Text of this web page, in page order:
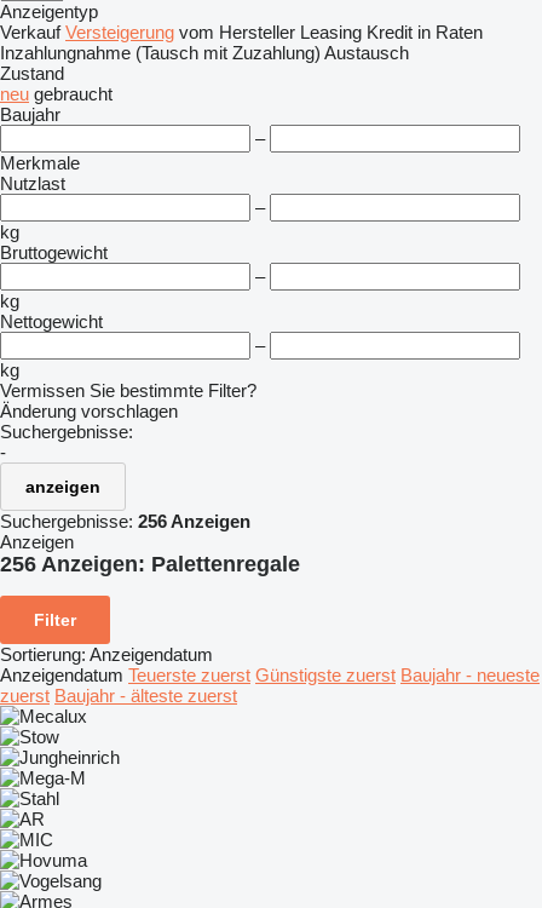
Anzeigentyp
Verkauf Versteigerung vom Hersteller Leasing Kredit in Raten
Inzahlungnahme (Tausch mit Zuzahlung) Austausch
Zustand
neu gebraucht
Baujahr
–
Merkmale
Nutzlast
–
kg
Bruttogewicht
–
kg
Nettogewicht
–
kg
Vermissen Sie bestimmte Filter?
Änderung vorschlagen
Suchergebnisse:
-
anzeigen
Suchergebnisse: 256 Anzeigen
Anzeigen
256 Anzeigen: Palettenregale
Filter
Sortierung: Anzeigendatum
Anzeigendatum Teuerste zuerst Günstigste zuerst Baujahr - neueste
zuerst Baujahr - älteste zuerst